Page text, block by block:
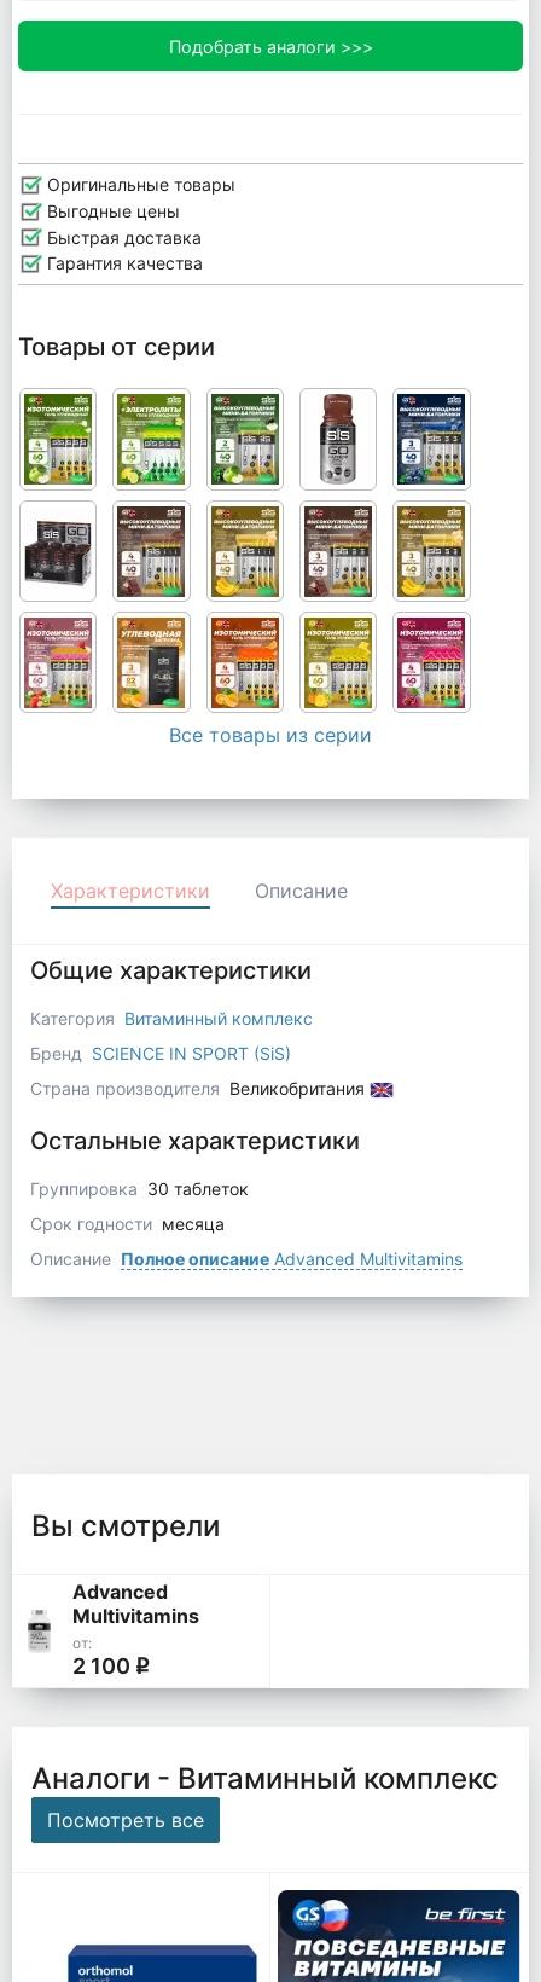
Подобрать аналоги >>>
Оригинальные товары
Выгодные цены
Быстрая доставка
Гарантия качества
Товары от серии
Все товары из серии
Характеристики Описание
Общие характеристики
Категория Витаминный комплекс
Бренд
SCIENCE IN SPORT (SiS)
Страна производителя Великобритания
Остальные характеристики
Группировка 30 таблеток
Срок годности месяца
Описание Полное описаниеAdvanced Multivitamins
Вы смотрели
Advanced
Multivitamins
от:
2 100 q
Аналоги - Витаминный комплекс
Посмотреть все